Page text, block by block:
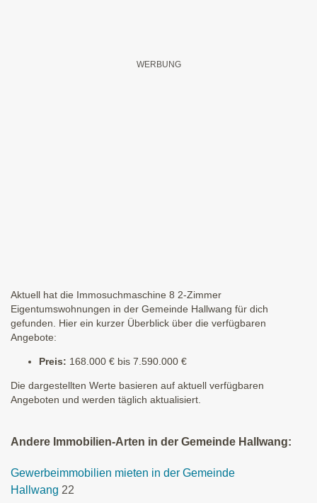
Aktuell hat die Immosuchmaschine 8 2-Zimmer
Eigentumswohnungen in der Gemeinde Hallwang für dich
gefunden. Hier ein kurzer Überblick über die verfügbaren
Angebote:
Preis: 168.000 € bis 7.590.000 €
Die dargestellten Werte basieren auf aktuell verfügbaren
Angeboten und werden täglich aktualisiert.
Andere Immobilien-Arten in der Gemeinde Hallwang:
Gewerbeimmobilien mieten in der Gemeinde
Hallwang 22